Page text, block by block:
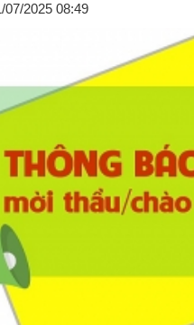
07/2025 08:49